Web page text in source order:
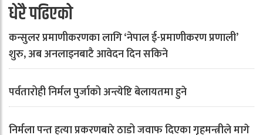
धेरै पढिएको
कन्सुलर प्रमाणीकरणका लागि ‘नेपाल ई-प्रमाणीकरण प्रणाली’
शुरु, अब अनलाइनबाटै आवेदन दिन सकिने
पर्वतारोही निर्मल पुर्जाको अन्त्येष्टि बेलायतमा हुने
निर्मला पन्त हत्या प्रकरणबारे ठाडो जवाफ दिएका गृहमन्त्रीले मागे